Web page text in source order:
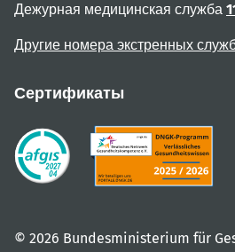
Дежурная медицинская служба
Другие номера экстренных
Сертификаты
© 2026 Bundesministerium für